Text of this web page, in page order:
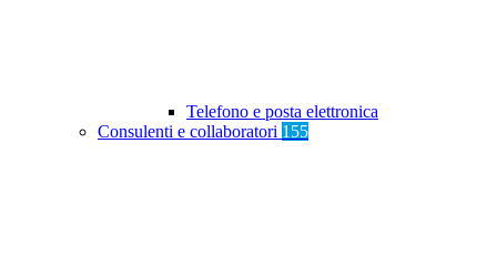
Telefono e posta elettronica
Consulenti e collaboratori 155